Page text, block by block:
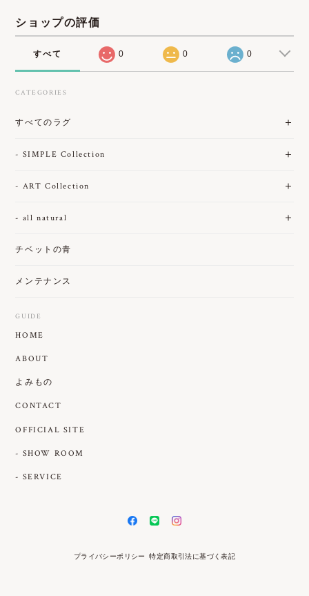
ショップの評価
すべて 0 0 0
CATEGORIES
すべてのラグ
- SIMPLE Collection
- ART Collection
- all natural
チベットの青
メンテナンス
GUIDE
HOME
ABOUT
よみもの
CONTACT
OFFICIAL SITE
- SHOW ROOM
- SERVICE
プライバシーポリシー 特定商取引法に基づく表記